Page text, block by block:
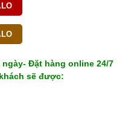
Đặt hàng online 24/7
sẽ được: